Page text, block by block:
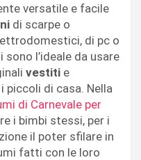
versatile e facile
di scarpe o
di pc o
l’ideale da usare
vestiti e
piccoli di casa. Nella
di Carnevale per
i bimbi stessi, per i
il poter sfilare in
fatti con le loro